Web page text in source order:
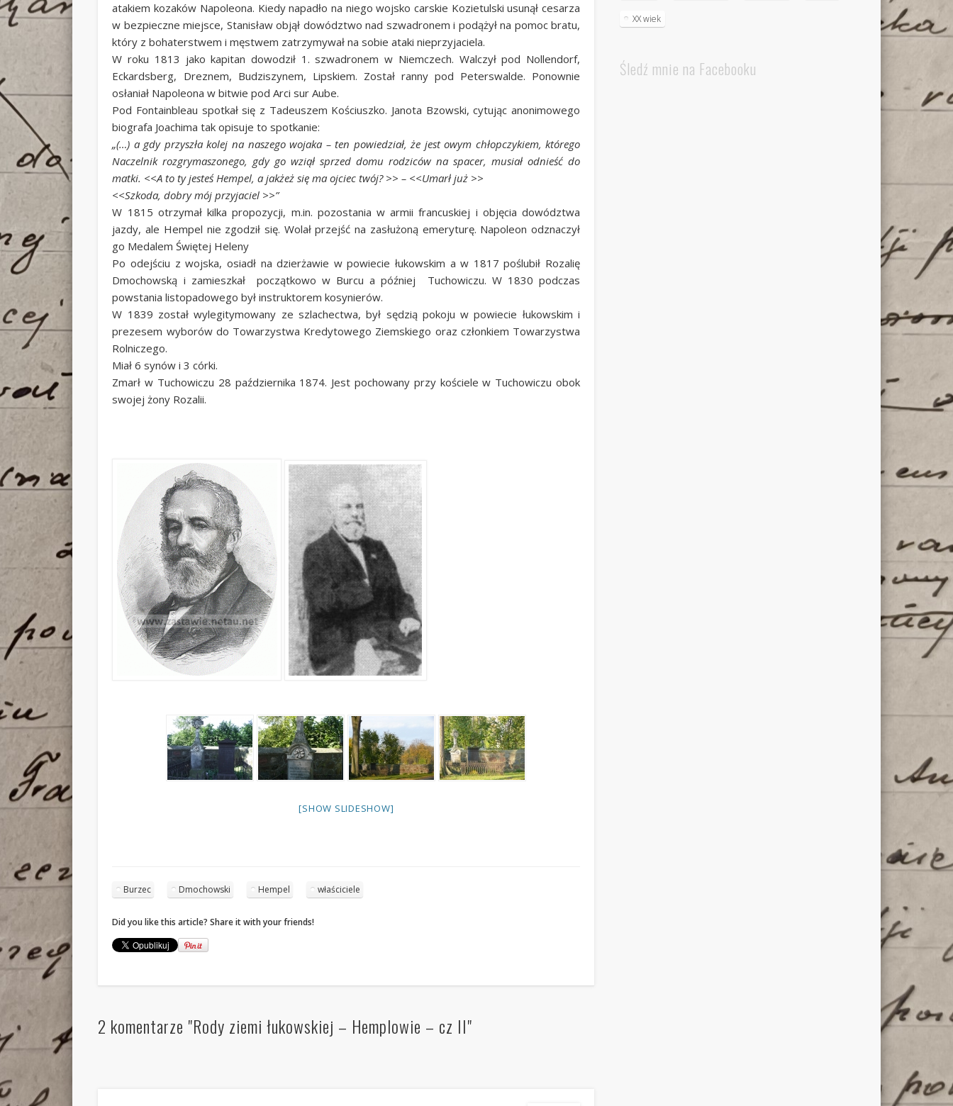
atakiem kozaków Napoleona. Kiedy napadło na niego wojsko carskie Kozietulski usunął cesarza
w bezpieczne miejsce, Stanisław objął dowództwo nad szwadronem i podążył na pomoc bratu,
który z bohaterstwem i męstwem zatrzymywał na sobie ataki nieprzyjaciela.
W roku 1813 jako kapitan dowodził 1. szwadronem w Niemczech. Walczył pod Nollendorf,
Eckardsberg, Dreznem, Budziszynem, Lipskiem. Został ranny pod Peterswalde. Ponownie
osłaniał Napoleona w bitwie pod Arci sur Aube.
Pod Fontainbleau spotkał się z Tadeuszem Kościuszko. Janota Bzowski, cytując anonimowego
biografa Joachima tak opisuje to spotkanie:
„(…) a gdy przyszła kolej na naszego wojaka – ten powiedział, że jest owym chłopczykiem, którego
Naczelnik rozgrymaszonego, gdy go wziął sprzed domu rodziców na spacer, musiał odnieść do
matki. <<A to ty jesteś Hempel, a jakżeż się ma ojciec twój? >> – <<Umarł już >>
<<Szkoda, dobry mój przyjaciel >>”
W 1815 otrzymał kilka propozycji, m.in. pozostania w armii francuskiej i objęcia dowództwa
jazdy, ale Hempel nie zgodził się. Wolał przejść na zasłużoną emeryturę. Napoleon odznaczył
go Medalem Świętej Heleny
Po odejściu z wojska, osiadł na dzierżawie w powiecie łukowskim a w 1817 poślubił Rozalię
Dmochowską i zamieszkał początkowo w Burcu a później Tuchowiczu. W 1830 podczas
powstania listopadowego był instruktorem kosynierów.
W 1839 został wylegitymowany ze szlachectwa, był sędzią pokoju w powiecie łukowskim i
prezesem wyborów do Towarzystwa Kredytowego Ziemskiego oraz członkiem Towarzystwa
Rolniczego.
Miał 6 synów i 3 córki.
Zmarł w Tuchowiczu 28 października 1874. Jest pochowany przy kościele w Tuchowiczu obok
swojej żony Rozalii.
[SHOW SLIDESHOW]
Burzec Dmochowski Hempel właściciele
Did you like this article? Share it with your friends!
2 komentarze "Rody ziemi łukowskiej – Hemplowie – cz II"
XX wiek
Śledź mnie na Facebooku